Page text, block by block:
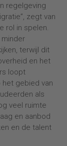
regelgeving
zegt van
rol in spelen.
minder
terwijl dit
en het
loopt
gebied van
als
veel ruimte
en aanbod
en de talent